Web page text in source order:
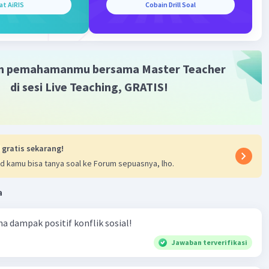
Iklan
Level 89
Sosial yaitu
interaksi antar anggota.
satu dengan lainnya saling mempengaruhi perilaku dan
bagian.
sistem dan terus menjalankan proses berkembang.
AiRIS Cobain Drill Soal
pemahamanmu bersama Master Teacher
di sesi Live Teaching, GRATIS!
gratis sekarang!
kamu bisa tanya soal ke Forum sepuasnya, lho.
dampak positif konflik sosial!
Jawaban terverifikasi